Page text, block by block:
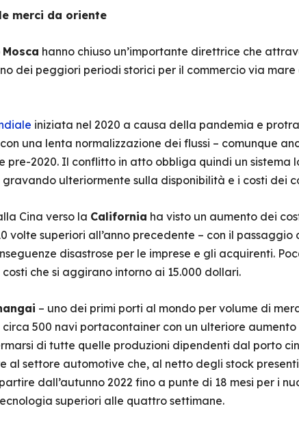
merci da oriente
Mosca hanno chiuso un’importante direttrice che
dei peggiori periodi storici per il commercio via
iniziata nel 2020 a causa della pandemia e
una lenta normalizzazione dei flussi – comunque
pre-2020. Il conflitto in atto obbliga quindi un sistema
ulteriormente sulla disponibilità e i costi dei
Cina verso la California ha visto un aumento dei
volte superiori all’anno precedente – con il passaggio
disastrose per le imprese e gli acquirenti.
che si aggirano intorno ai 15.000 dollari.
– uno dei primi porti al mondo per volume di
500 navi portacontainer con un ulteriore
di tutte quelle produzioni dipendenti dal porto
al settore automotive che, al netto degli stock
dall’autunno 2022 fino a punte di 18 mesi per i
superiori alle quattro settimane.